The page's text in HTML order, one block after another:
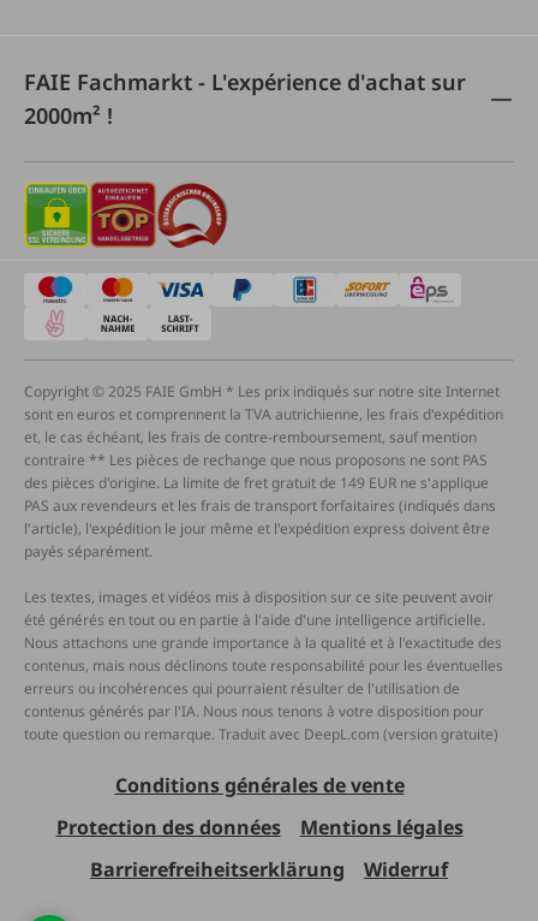
FAIE Fachmarkt - L'expérience d'achat sur
2000m² !
Copyright © 2025 FAIE GmbH * Les prix indiqués sur notre site Internet
sont en euros et comprennent la TVA autrichienne, les frais d'expédition
et, le cas échéant, les frais de contre-remboursement, sauf mention
contraire ** Les pièces de rechange que nous proposons ne sont PAS
des pièces d'origine. La limite de fret gratuit de 149 EUR ne s'applique
PAS aux revendeurs et les frais de transport forfaitaires (indiqués dans
l'article), l'expédition le jour même et l'expédition express doivent être
payés séparément.
Les textes, images et vidéos mis à disposition sur ce site peuvent avoir
été générés en tout ou en partie à l'aide d'une intelligence artificielle.
Nous attachons une grande importance à la qualité et à l'exactitude des
contenus, mais nous déclinons toute responsabilité pour les éventuelles
erreurs ou incohérences qui pourraient résulter de l'utilisation de
contenus générés par l'IA. Nous nous tenons à votre disposition pour
toute question ou remarque. Traduit avec DeepL.com (version gratuite)
Conditions générales de vente
Protection des données
Mentions légales
Barrierefreiheitserklärung
Widerruf